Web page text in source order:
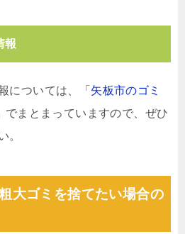
報
については、「 矢板市のゴミ
まとまっていますので、ぜひ
。
大ゴミを捨てたい場合の